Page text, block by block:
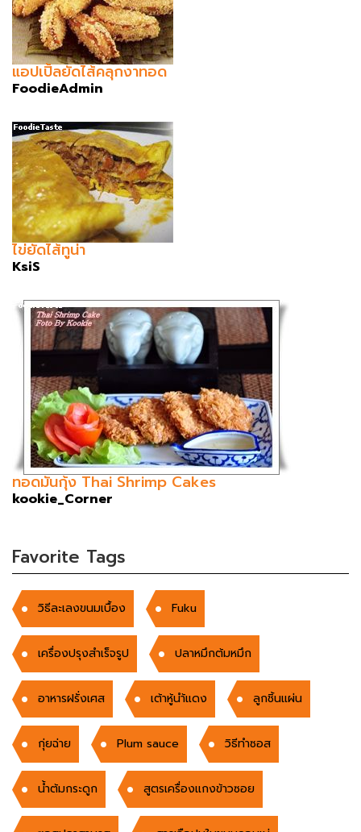
แอปเปิ้ลยัดไส้คลุกงาทอด
FoodieAdmin
ไข่ยัดไส้ทูน่า
KsiS
ทอดมันกุ้ง Thai Shrimp Cakes
kookie_Corner
Favorite Tags
วิธีละเลงขนมเบื้อง Fuku
เครื่องปรุงสำเร็จรูป ปลาหมึกต้มหมึก
อาหารฝรั่งเศส เต้าหู้นำ้แดง ลูกชิ้นแผ่น
กุ่ยฉ่าย Plum sauce วิธีทำซอส
น้ำต้มกระดูก สูตรเครื่องแกงข้าวซอย